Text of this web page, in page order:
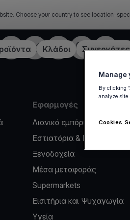
Choose your country to see location-
Κλάδοι Συνεργάτες
Facebook
X LinkedInInstagramYouTube
Εφαρμογές
Λιανικό εμπόριο
Εστιατόρια & Καφέ
Ξενοδοχεία
Μέσα μεταφοράς
Supermarkets
Εισιτήρια και Ψυχαγωγία
Υγεία
Manage
By clicking
analyze
Cookies